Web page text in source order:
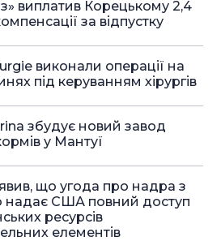
виплатив Корецькому 2,4
за відпустку
виконали операції на
під керуванням хірургів
збудує новий завод
у Мантуї
що угода про надра з
надає США повний доступ
ресурсів
елементів